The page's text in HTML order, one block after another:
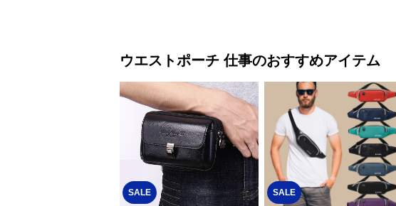
ウエストポーチ 仕事のおすすめアイテム
SALE SALE